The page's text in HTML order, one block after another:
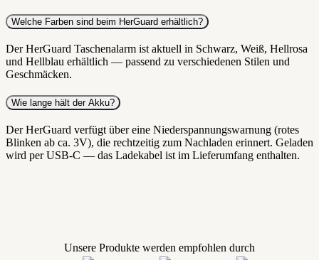
Welche Farben sind beim HerGuard erhältlich?
Der HerGuard Taschenalarm ist aktuell in Schwarz, Weiß, Hellrosa
und Hellblau erhältlich — passend zu verschiedenen Stilen und
Geschmäcken.
Wie lange hält der Akku?
Der HerGuard verfügt über eine Niederspannungswarnung (rotes
Blinken ab ca. 3V), die rechtzeitig zum Nachladen erinnert. Geladen
wird per USB-C — das Ladekabel ist im Lieferumfang enthalten.
Unsere Produkte werden empfohlen durch